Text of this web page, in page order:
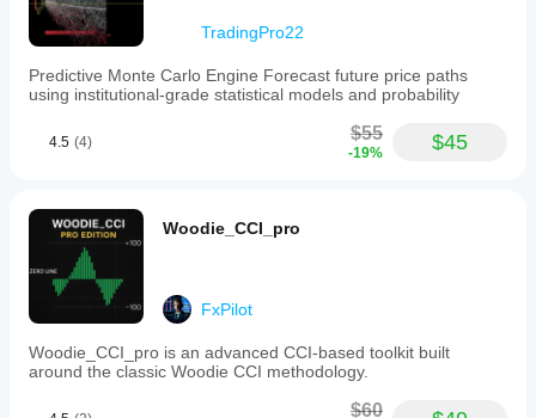
TradingPro22
Predictive Monte Carlo Engine Forecast future price paths
using institutional-grade statistical models and probability
4.5 (4) $55
-19% $45
Woodie_CCI_pro
FxPilot
Woodie_CCI_pro is an advanced CCI-based toolkit built
around the classic Woodie CCI methodology.
$60